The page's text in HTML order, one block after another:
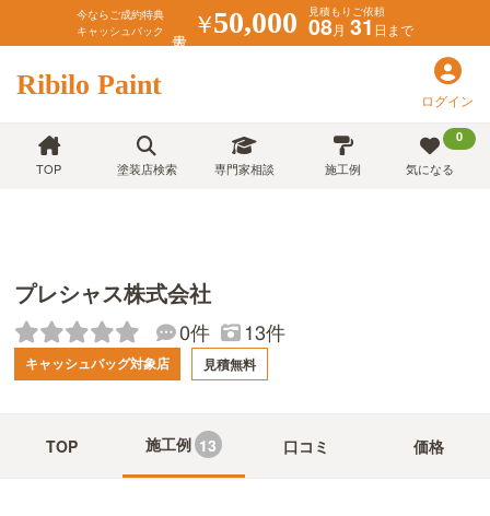
今ならご成約特典
キャッシュバック
￥50,000 見積もりご依頼
08月 31日まで
Ribilo Paint ログイン
TOP 塗装店検索 専門家相談 施工例
0
気になる
プレシャス株式会社
0件 13件
キャッシュバッグ対象店 見積無料
TOP 施工例 13 口コミ 価格